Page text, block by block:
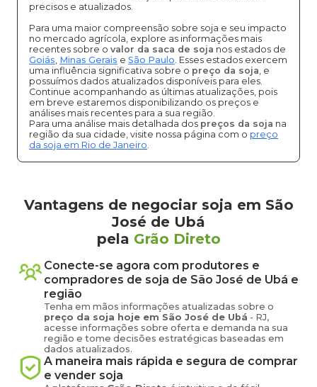
precisos e atualizados.
Para uma maior compreensão sobre soja e seu impacto
no mercado agrícola, explore as informações mais
recentes sobre o valor da saca de soja nos estados de
Goiás, Minas Gerais e São Paulo. Esses estados exercem
uma influência significativa sobre o preço da soja, e
possuímos dados atualizados disponíveis para eles.
Continue acompanhando as últimas atualizações, pois
em breve estaremos disponibilizando os preços e
análises mais recentes para a sua região.
Para uma análise mais detalhada dos preços da soja na
região da sua cidade, visite nossa página com o preço
da soja em Rio de Janeiro.
Vantagens de negociar soja em São
José de Ubá
pela Grão Direto
Conecte-se agora com produtores e
compradores de soja de São José de Ubá e
região
Tenha em mãos informações atualizadas sobre o
preço da soja hoje em São José de Ubá - RJ,
acesse informações sobre oferta e demanda na sua
região e tome decisões estratégicas baseadas em
dados atualizados.
A maneira mais rápida e segura de comprar
e vender soja